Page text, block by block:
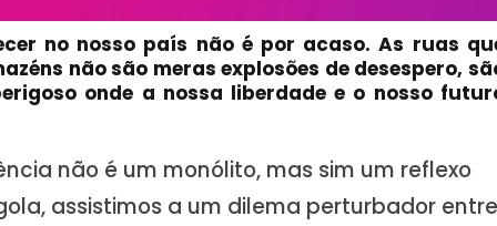
no nosso país não é por acaso. As ruas
não são meras explosões de desespero,
onde a nossa liberdade e o nosso
não é um monólito, mas sim um reflexo
assistimos a um dilema perturbador entre